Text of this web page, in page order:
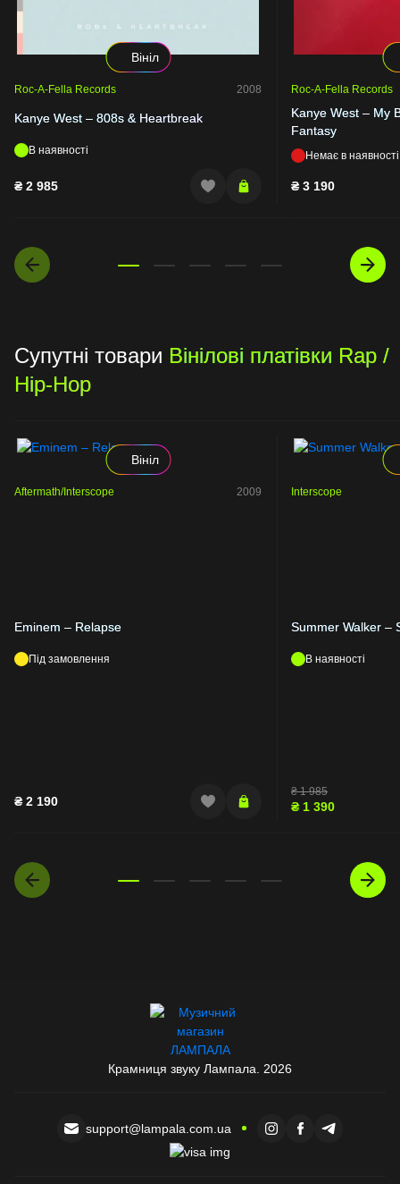
Вініл
Roc-A-Fella Records 2008
Kanye West – 808s & Heartbreak
В наявності
₴ 2 985
Roc-A-Fella Records
Kanye West – My
Fantasy
Немає в наявності
₴ 3 190
Супутні товари Вінілові платівки Rap /
Hip-Hop
Вініл
Aftermath/Interscope 2009
Eminem – Relapse
Під замовлення
₴ 2 190
Interscope
Summer Walker –
В наявності
₴1 985
₴ 1 390
Крамниця звуку Лампала. 2026
support@lampala.com.ua